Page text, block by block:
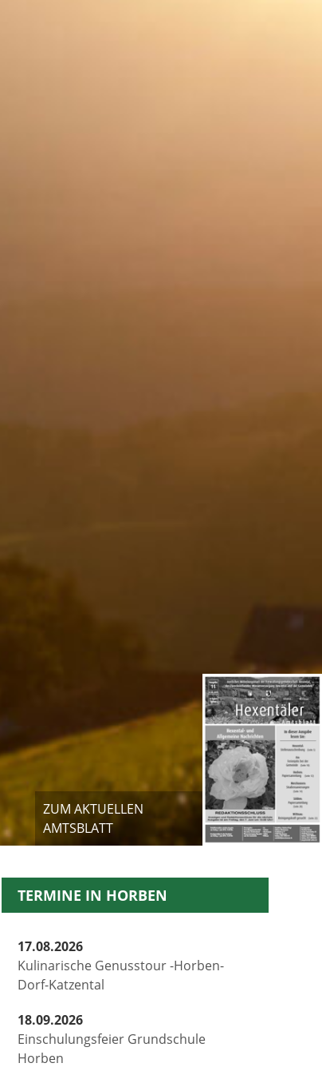
ZUM AKTUELLEN
AMTSBLATT
TERMINE IN HORBEN
17.08.2026
Kulinarische Genusstour -Horben-
Dorf-Katzental
18.09.2026
Einschulungsfeier Grundschule
Horben